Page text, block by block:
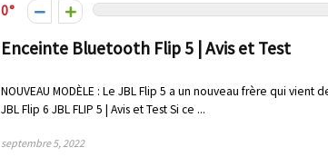
0
Enceinte Bluetooth Flip 5 | Avis et Test
NOUVEAU MODÈLE : Le JBL Flip 5 a un nouveau frère qui
JBL Flip 6 JBL FLIP 5 | Avis et Test Si ce ...
septembre 5, 2022